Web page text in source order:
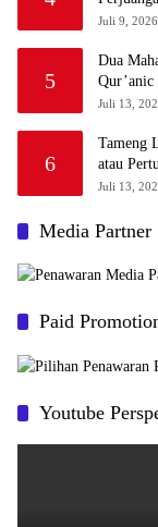
Juli 9, 2026
5
Dua
Qur’anic
Juli 13,
6
Tameng
atau
Juli 13,
Media Partner
Paid
Youtube